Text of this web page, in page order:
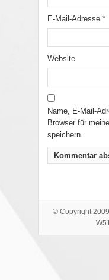
E-Mail-Adresse *
Website
Name, E-Mail-
Browser für
speichern.
© Copyright